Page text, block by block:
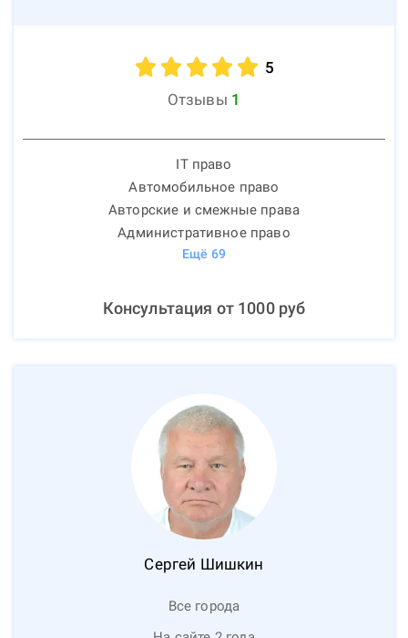
5
Отзывы 1
IT право
Автомобильное право
Авторские и смежные права
Административное право
Ещё 69
Консультация от 1000руб
Сергей Шишкин
Все города